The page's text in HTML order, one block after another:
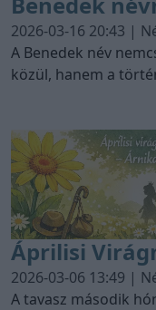
név
2026-03-16 20:43 |
A Benedek név
közül, hanem a
legmélyebb
Benedekek"
legszebb névnapi
összefoglalóban.
Áprilisi
2026-03-06 13:49 |
A tavasz második